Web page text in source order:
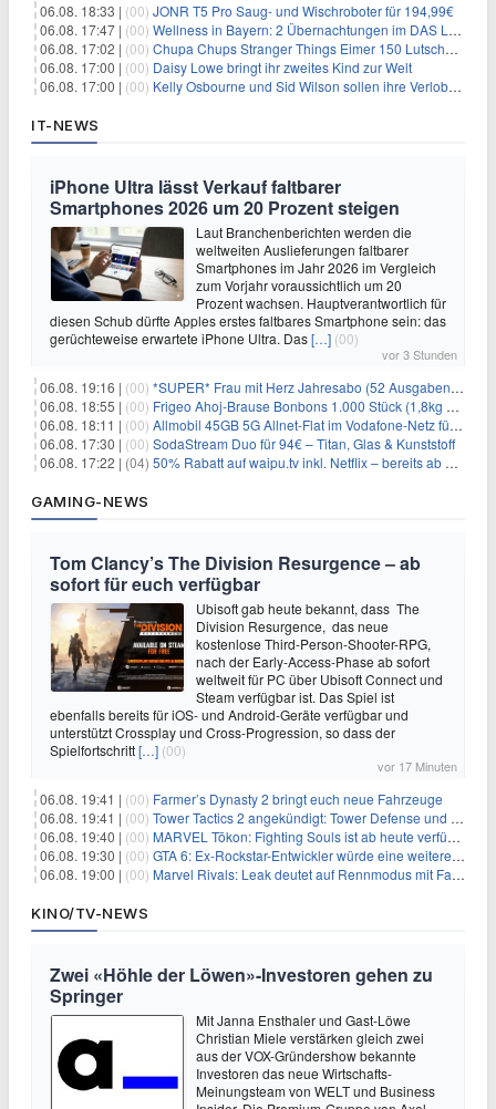
06.08. 18:33 | (00) JONR T5 Pro Saug- und Wischroboter für 194,99€
06.08. 17:47 | (00) Wellness in Bayern: 2 Übernachtungen im DAS LUDWIG Sports Resort inkl. HP + Wellness ab 174€ p.P.
06.08. 17:02 | (00) Chupa Chups Stranger Things Eimer 150 Lutscher für 21,95€
06.08. 17:00 | (00) Daisy Lowe bringt ihr zweites Kind zur Welt
06.08. 17:00 | (00) Kelly Osbourne und Sid Wilson sollen ihre Verlobung gelöst haben
IT-NEWS
iPhone Ultra lässt Verkauf faltbarer
Smartphones 2026 um 20 Prozent steigen
Laut Branchenberichten werden die
weltweiten Auslieferungen faltbarer
Smartphones im Jahr 2026 im Vergleich
zum Vorjahr voraussichtlich um 20
Prozent wachsen. Hauptverantwortlich für
diesen Schub dürfte Apples erstes faltbares Smartphone sein: das
gerüchteweise erwartete iPhone Ultra. Das[…] (00)
vor 3 Stunden
06.08. 19:16 | (00) *SUPER* Frau mit Herz Jahresabo (52 Ausgaben) für 161,40€ + bis zu 150€ Prämie
06.08. 18:55 | (00) Frigeo Ahoj-Brause Bonbons 1.000 Stück (1,8kg Eimer) für 6,29€
06.08. 18:11 | (00) Allmobil 45GB 5G Allnet-Flat im Vodafone-Netz für eff. 5,91€/Monat dank 50€ Wechselbonus + 0€ AG
06.08. 17:30 | (00) SodaStream Duo für 94€ – Titan, Glas & Kunststoff
06.08. 17:22 | (04) 50% Rabatt auf waipu.tv inkl. Netflix – bereits ab 9€/Monat (statt 17,99€)
GAMING-NEWS
Tom Clancy’s The Division Resurgence – ab
sofort für euch verfügbar
Ubisoft gab heute bekannt, dass The
Division Resurgence, das neue
kostenlose Third-Person-Shooter-RPG,
nach der Early-Access-Phase ab sofort
weltweit für PC über Ubisoft Connect und
Steam verfügbar ist. Das Spiel ist
ebenfalls bereits für iOS- und Android-Geräte verfügbar und
unterstützt Crossplay und Cross-Progression, so dass der
Spielfortschritt[…] (00)
vor 17 Minuten
06.08. 19:41 | (00) Farmer’s Dynasty 2 bringt euch neue Fahrzeuge
06.08. 19:41 | (00) Tower Tactics 2 angekündigt: Tower Defense und Deckbuilding Kombo kehrt zurück
06.08. 19:40 | (00) MARVEL Tōkon: Fighting Souls ist ab heute verfügbar
06.08. 19:30 | (00) GTA 6: Ex-Rockstar-Entwickler würde eine weitere Verschiebung nicht überraschen
06.08. 19:00 | (00) Marvel Rivals: Leak deutet auf Rennmodus mit Fahrzeugen hin
KINO/TV-NEWS
Zwei «Höhle der Löwen»-Investoren gehen zu
Springer
Mit Janna Ensthaler und Gast-Löwe
Christian Miele verstärken gleich zwei
aus der VOX-Gründershow bekannte
Investoren das neue Wirtschafts-
Meinungsteam von WELT und Business